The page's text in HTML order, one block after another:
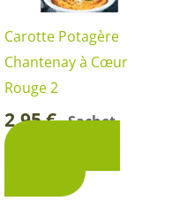
Carotte Potagère
Chantenay à Cœur
Rouge 2
2,95€-Sachet